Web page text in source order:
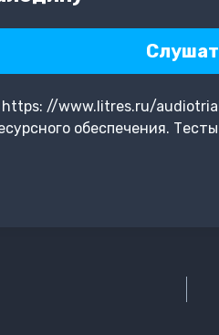
//www.litres.ru/
обеспечения.